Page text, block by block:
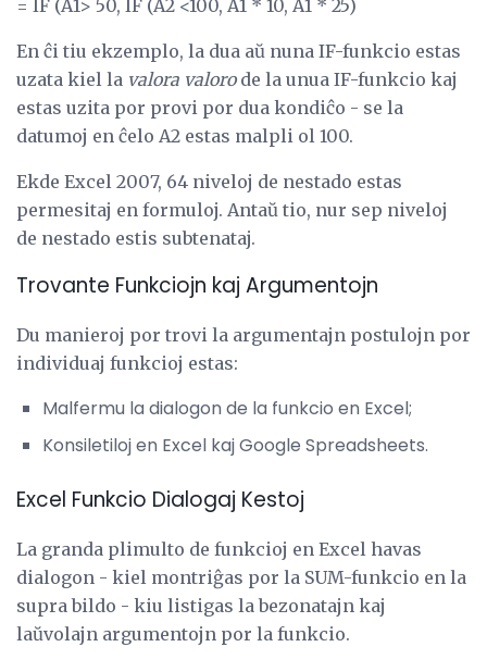
= IF (A1> 50, IF (A2 <100, A1 * 10, A1 * 25)
En ĉi tiu ekzemplo, la dua aŭ nuna IF-funkcio estas
uzata kiel la valora valorode la unua IF-funkcio kaj
estas uzita por provi por dua kondiĉo - se la
datumoj en ĉelo A2 estas malpli ol 100.
Ekde Excel 2007, 64 niveloj de nestado estas
permesitaj en formuloj. Antaŭ tio, nur sep niveloj
de nestado estis subtenataj.
Trovante Funkciojn kaj Argumentojn
Du manieroj por trovi la argumentajn postulojn por
individuaj funkcioj estas:
Malfermu la dialogon de la funkcio en Excel;
Konsiletiloj en Excel kaj Google Spreadsheets.
Excel Funkcio Dialogaj Kestoj
La granda plimulto de funkcioj en Excel havas
dialogon - kiel montriĝas por la SUM-funkcio en la
supra bildo - kiu listigas la bezonatajn kaj
laŭvolajn argumentojn por la funkcio.